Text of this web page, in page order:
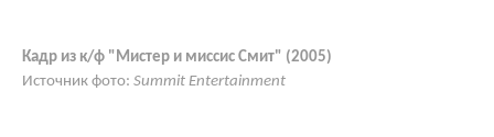
Кадр из к/ф "Мистер и миссис Смит" (2005)
Источник фото: Summit Entertainment